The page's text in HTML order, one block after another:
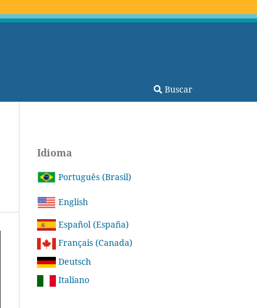
Buscar
Idioma
Português (Brasil)
English
Español (España)
Français (Canada)
Deutsch
Italiano